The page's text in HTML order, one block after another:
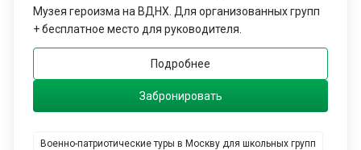
Павильон “Космос” на ВДНХ
Музей авиации в Монино
Парк “Патриот” в Кубинке с многочисленными военными
Эти музеи и выставочные площадки предлагают
разнообразные экспонаты и выставки, которые рассказывают
других темах, связанных с военной тематикой.
Музея героизма на ВДНХ. Для организованных групп
+ бесплатное место для руководителя.
Подробнее
Забронировать
Военно-патриотические туры в Москву для школьных групп